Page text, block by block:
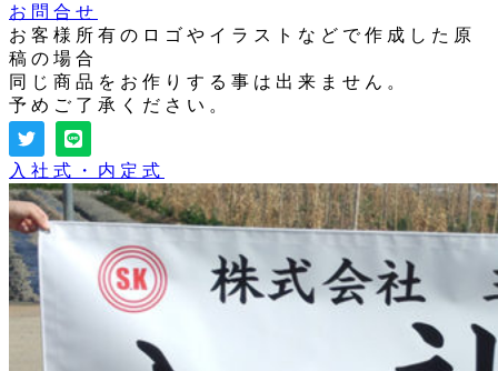
お問合せ
お客様所有のロゴやイラストなどで作成した原
稿の場合
同じ商品をお作りする事は出来ません。
予めご了承ください。
入社式・内定式